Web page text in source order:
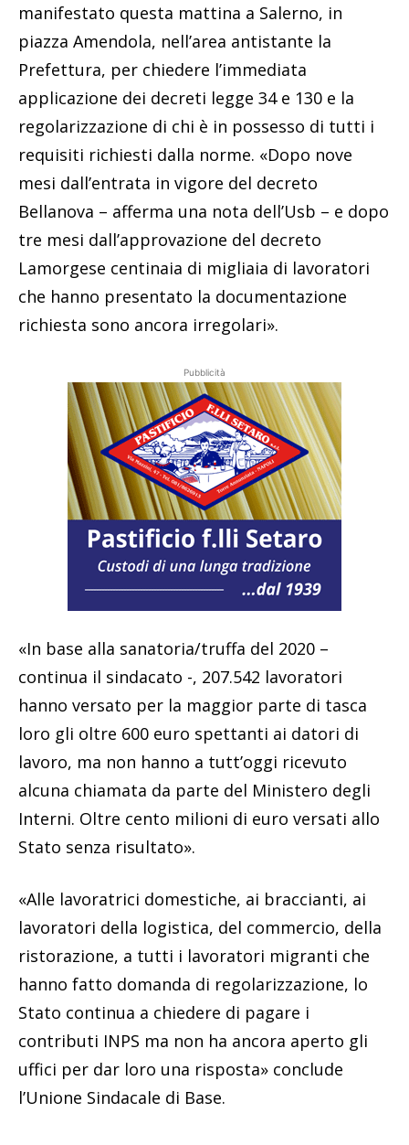
manifestato questa mattina a Salerno, in
piazza Amendola, nell’area antistante la
Prefettura, per chiedere l’immediata
applicazione dei decreti legge 34 e 130 e la
regolarizzazione di chi è in possesso di tutti i
requisiti richiesti dalla norme. «Dopo nove
mesi dall’entrata in vigore del decreto
Bellanova – afferma una nota dell’Usb – e dopo
tre mesi dall’approvazione del decreto
Lamorgese centinaia di migliaia di lavoratori
che hanno presentato la documentazione
richiesta sono ancora irregolari».
Pubblicità
«In base alla sanatoria/truffa del 2020 –
continua il sindacato -, 207.542 lavoratori
hanno versato per la maggior parte di tasca
loro gli oltre 600 euro spettanti ai datori di
lavoro, ma non hanno a tutt’oggi ricevuto
alcuna chiamata da parte del Ministero degli
Interni. Oltre cento milioni di euro versati allo
Stato senza risultato».
«Alle lavoratrici domestiche, ai braccianti, ai
lavoratori della logistica, del commercio, della
ristorazione, a tutti i lavoratori migranti che
hanno fatto domanda di regolarizzazione, lo
Stato continua a chiedere di pagare i
contributi INPS ma non ha ancora aperto gli
uffici per dar loro una risposta» conclude
l’Unione Sindacale di Base.